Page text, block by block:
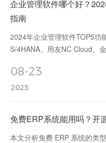
企业管理软件哪个好？
指南
2024年企业管理软件TOP5功
S/4HANA、用友NC Cloud、
化转型最佳实践。
08-23
2025
免费ERP系统能用吗？开
本文分析免费 ERP 系统的类